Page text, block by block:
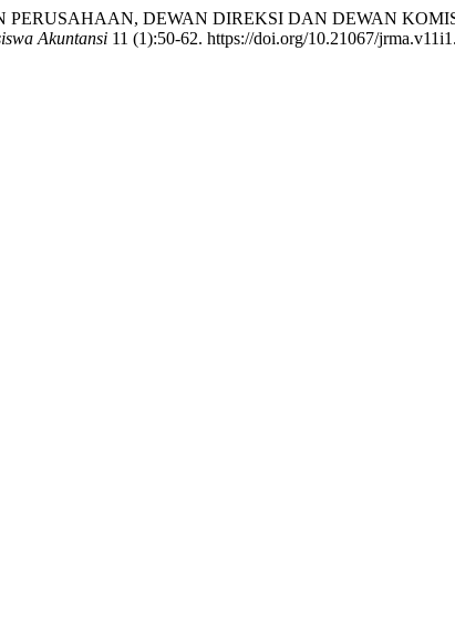
PERUSAHAAN, DEWAN DIREKSI DAN DEWAN
Akuntansi 11 (1):50-62. https://doi.org/10.21067/